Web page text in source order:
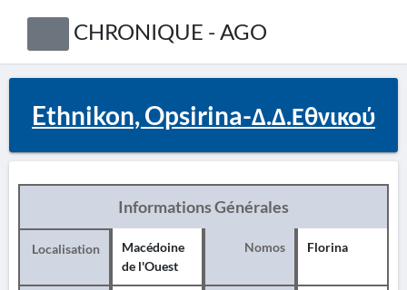
CHRONIQUE - AGO
Ethnikon, Opsirina-Δ.Δ.Εθνικού
Informations Générales
Localisation
Macédoine
de l'Ouest
Nomos Florina